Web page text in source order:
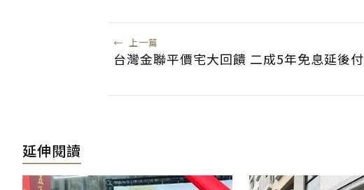
← 上一篇
台灣金聯平價宅大回饋 二成5年免息延後付
延伸閱讀